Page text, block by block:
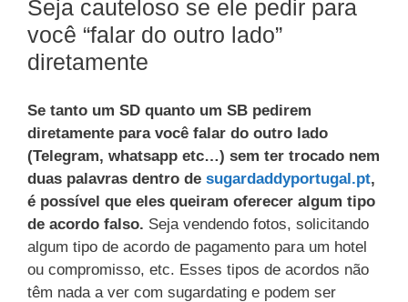
Seja cauteloso se ele pedir para
você “falar do outro lado”
diretamente
Se tanto um SD quanto um SB pedirem
diretamente para você falar do outro lado
(Telegram, whatsapp etc…) sem ter trocado nem
duas palavras dentro de sugardaddyportugal.pt,
é possível que eles queiram oferecer algum tipo
de acordo falso. Seja vendendo fotos, solicitando
algum tipo de acordo de pagamento para um hotel
ou compromisso, etc. Esses tipos de acordos não
têm nada a ver com sugardating e podem ser